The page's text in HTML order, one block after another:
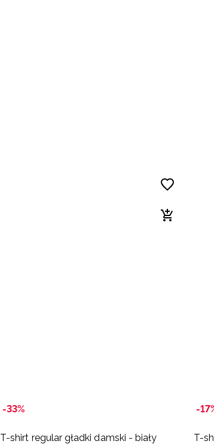
-33%
T-shirt regular gładki damski - biały
-
T-